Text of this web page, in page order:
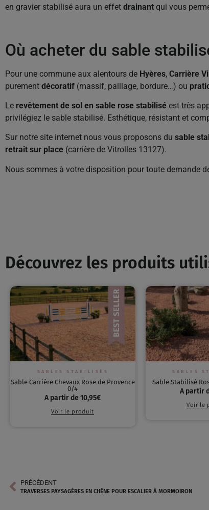
en gravier stabilisé aura un effet drainant qui vous
Où acheter du sable
Pour une commune aux alentours de Hyères, Carrière
purement décoratif (massif, paillage, bordure…) ou
Le revêtement de sol en sable rose stabilisé est très
privilégiez le sable stabilisé. Esthétique, résistant et
Sur notre site internet nous vous proposons du sable
retrait sur place (carrière de Vitrolles 13127).
Nous sommes à votre disposition pour toute demande
Découvrez les produits
SABLES STABILISÉS
Sable Carrière Chevaux Rose de Provence
0/4
A partir de10,95€
Voir le produit
SABLES
Sable Stabilisé
A partir
Voir le
PRÉCÉDENT
TRAVERSES PAYSAGÈRES EN CHÊNE POUR ESCALIER À MORMOIRON